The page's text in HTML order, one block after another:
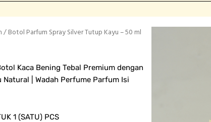
/ Botol Parfum Spray Silver Tutup Kayu – 50 ml
Kaca Bening Tebal Premium dengan
| Wadah Perfume Parfum Isi
1 (SATU) PCS